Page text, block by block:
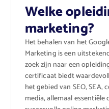
Welke
marketing?
Het behalen van het
Marketing is een
zoek zijn naar een
certificaat biedt
het gebied van SEO,
media, allemaal